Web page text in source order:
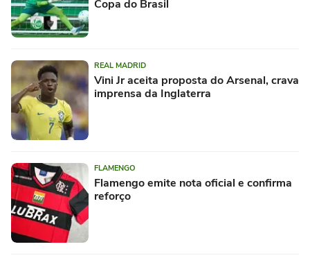
Copa do Brasil
REAL MADRID
Vini Jr aceita proposta do Arsenal, crava
imprensa da Inglaterra
FLAMENGO
Flamengo emite nota oficial e confirma
reforço